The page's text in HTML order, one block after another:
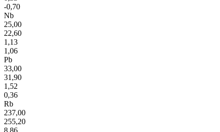
-0,70
Nb
25,00
22,60
1,13
1,06
Pb
33,00
31,90
1,52
0,36
Rb
237,00
255,20
8,86